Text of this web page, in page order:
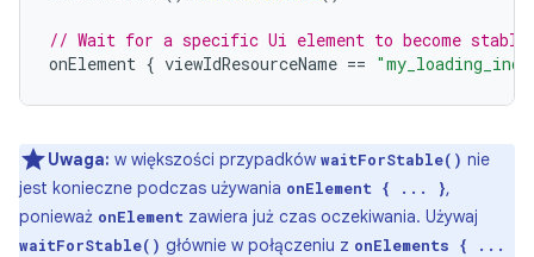
// Wait for a specific Ui element to become
onElement { viewIdResourceName ==
Uwaga: w większości przypadków waitForStable() nie
jest konieczne podczas używania onElement { ... },
ponieważ onElement zawiera już czas oczekiwania. Używaj
waitForStable() głównie w połączeniu z onElements { ...